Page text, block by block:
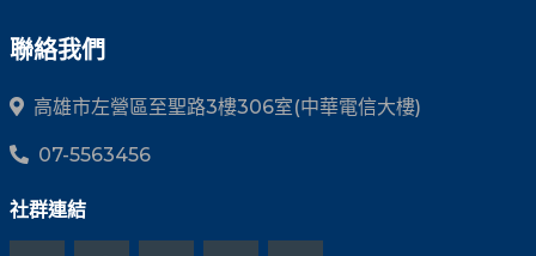
聯絡我們
高雄市左營區至聖路3樓306室(中華電信大樓)
07-5563456
社群連結